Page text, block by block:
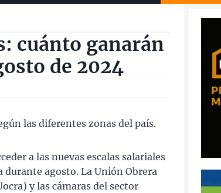
cuánto ganarán
de 2024
las diferentes zonas del país.
a las nuevas escalas salariales
agosto. La Unión Obrera
y las cámaras del sector